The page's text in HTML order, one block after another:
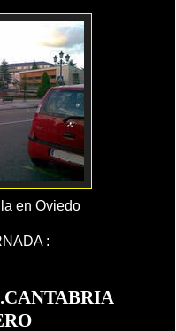
en Oviedo
: